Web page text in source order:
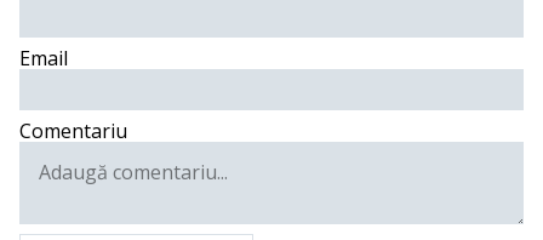
Email
Comentariu